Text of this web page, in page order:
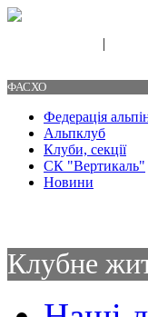
|
ФАСХО
Федерація
Альпклуб
Клуби, секції
СК "Вертикаль"
Новини
Клубне